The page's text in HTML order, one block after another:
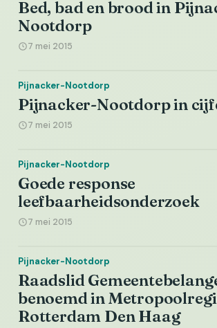
Bed, bad en brood in
Nootdorp
7 mei 2015
Pijnacker-Nootdorp
Pijnacker-Nootdorp in
7 mei 2015
Pijnacker-Nootdorp
Goede response
leefbaarheidsonderzoek
7 mei 2015
Pijnacker-Nootdorp
Raadslid
benoemd in
Rotterdam Den Haag